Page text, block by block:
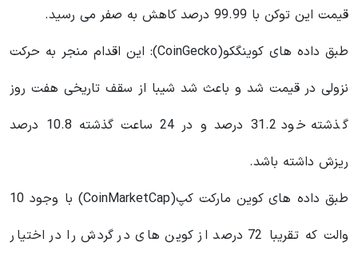
قیمت این توکن با 99.99 درصد کاهش به صفر می رسید.
طبق داده های کوینگکو(CoinGecko): این اقدام منجر به حرکت
نزولی در قیمت شد و باعث شد شیبا از سقف تاریخی هفت روز
گذشته خود 31.2 درصد و در 24 ساعت گذشته 10.8 درصد
ریزش داشته باشد.
طبق داده های کوین مارکت کپ(CoinMarketCap) با وجود 10
والت که تقریبا 72 درصد از کوین های در گردش را در اختیار